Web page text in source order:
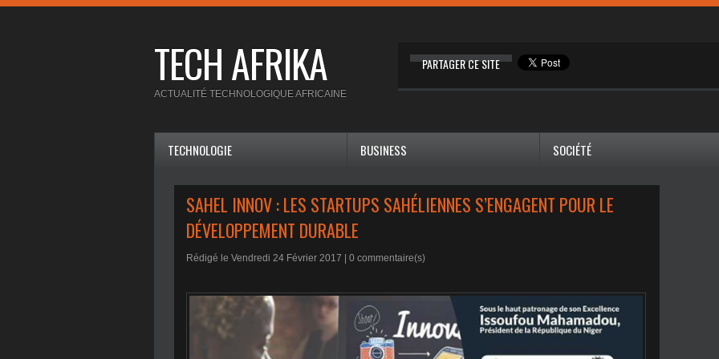
TECH AFRIKA PARTAGER CE SITE
ACTUALITÉ TECHNOLOGIQUE AFRICAINE
TECHNOLOGIE BUSINESS SOCIÉTÉ
SAHEL INNOV : LES STARTUPS SAHÉLIENNES S’ENGAGENT POUR LE
DÉVELOPPEMENT DURABLE
Rédigé le Vendredi 24 Février 2017 | 0 commentaire(s)